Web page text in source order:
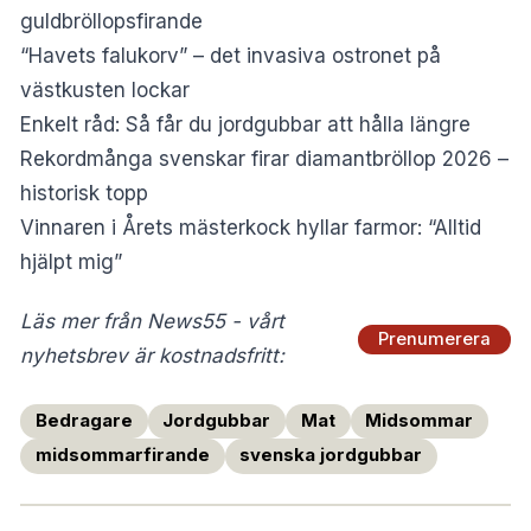
guldbröllopsfirande
“Havets falukorv” – det invasiva ostronet på
västkusten lockar
Enkelt råd: Så får du jordgubbar att hålla längre
Rekordmånga svenskar firar diamantbröllop 2026 –
historisk topp
Vinnaren i Årets mästerkock hyllar farmor: “Alltid
hjälpt mig”
Läs mer från News55 - vårt
nyhetsbrev är kostnadsfritt:
Prenumerera
Bedragare Jordgubbar Mat
Midsommar
midsommarfirande
svenska jordgubbar